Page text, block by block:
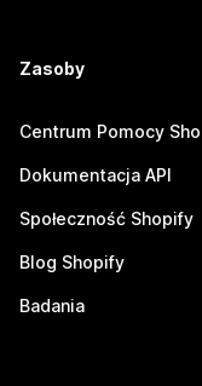
Zasoby
Centrum Pomocy
Dokumentacja API
Społeczność Shopify
Blog Shopify
Badania